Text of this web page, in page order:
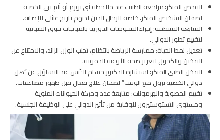
الفحص المبكر: مراجعة الطبيب عند ملاحظة أي تورم أو ألم في الخصية
لضمان التشخيص المبكر، خاصة للرجال الذين لديهم تاريخ عائلي للإصابة.
المتابعة المنتظمة: إجراء الفحوصات الدورية بالموجات فوق الصوتية
لتقييم تطور الدوالي.
تعديل نمط الحياة: ممارسة الرياضة بانتظام، تجنب الوزن الزائد، والامتناع عن
التدخين والكحول لتعزيز صحة الأوعية الدموية.
التدخل الطبي المبكر: استشارة الدكتور حسام الدِّبِس عند التساؤل عن “هل
دوالي الخصية تزول مع الوقت” لضمان علاج فعال قبل ظهور مضاعفات.
تقييم الخصوبة والهرمونات: متابعة عدد وحركة الحيوانات المنوية
ومستوى التستوستيرون للوقاية من تأثير الدوالي على الوظيفة الجنسية.